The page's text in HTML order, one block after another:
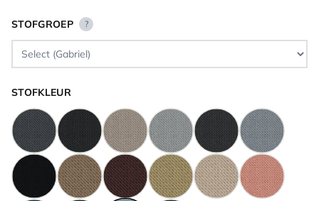
STOFGROEP ?
STOFKLEUR